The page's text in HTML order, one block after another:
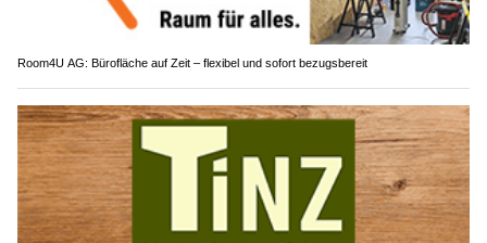
Room4U AG: Bürofläche auf Zeit – flexibel und sofort bezugsbereit